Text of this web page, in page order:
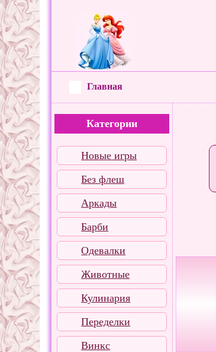
Главная
Категории
Новые игры
Без флеш
Аркады
Барби
Одевалки
Животные
Кулинария
Переделки
Винкс